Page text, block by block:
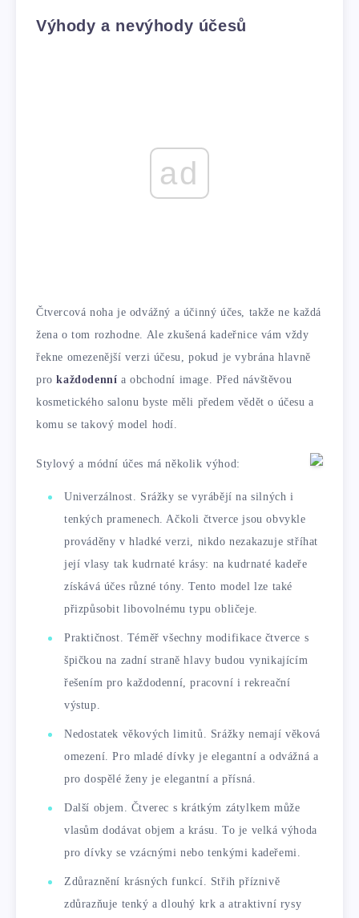
Výhody a nevýhody účesů
ad
Čtvercová noha je odvážný a účinný účes, takže ne každá
žena o tom rozhodne. Ale zkušená kadeřnice vám vždy
řekne omezenější verzi účesu, pokud je vybrána hlavně
prokaždodenní a obchodní image. Před návštěvou
kosmetického salonu byste měli předem vědět o účesu a
komu se takový model hodí.
Stylový a módní účes má několik výhod:
Univerzálnost. Srážky se vyrábějí na silných i
tenkých pramenech. Ačkoli čtverce jsou obvykle
prováděny v hladké verzi, nikdo nezakazuje stříhat
její vlasy tak kudrnaté krásy: na kudrnaté kadeře
získává účes různé tóny. Tento model lze také
přizpůsobit libovolnému typu obličeje.
Praktičnost. Téměř všechny modifikace čtverce s
špičkou na zadní straně hlavy budou vynikajícím
řešením pro každodenní, pracovní i rekreační
výstup.
Nedostatek věkových limitů. Srážky nemají věková
omezení. Pro mladé dívky je elegantní a odvážná a
pro dospělé ženy je elegantní a přísná.
Další objem. Čtverec s krátkým zátylkem může
vlasům dodávat objem a krásu. To je velká výhoda
pro dívky se vzácnými nebo tenkými kadeřemi.
Zdůraznění krásných funkcí. Střih příznivě
zdůrazňuje tenký a dlouhý krk a atraktivní rysy